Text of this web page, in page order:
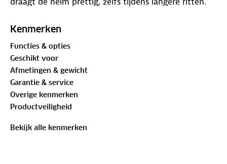
goede luchtcirculatie en een koel hoofd. De mesh
of vuil naar binnen komen. De pasvorm is
eenvoudig aan te passen met een draaiknop aan de
achterzijde. De verstelbare kinband is voorzien van
een veilige kliksluiting. Het matte oppervlak en het
sportieve ontwerp geven de helm een moderne
uitstraling. Geschikt voor fietsen, steppen en skaten.
Voldoet aan de EN1078 veiligheidsnorm.
Kenmerken
Functies & opties
Geschikt voor
Afmetingen & gewicht
Garantie & service
Overige kenmerken
Productveiligheid
Bekijk alle kenmerken